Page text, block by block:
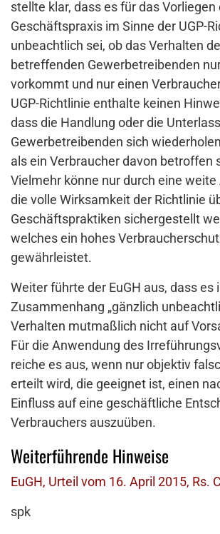
stellte klar, dass es für das Vorliegen
Geschäftspraxis im Sinne der UGP-
unbeachtlich sei, ob das Verhalten
betreffenden Gewerbetreibenden
vorkommt und nur einen
UGP-Richtlinie enthalte keinen
dass die Handlung oder die
Gewerbetreibenden sich
als ein Verbraucher davon betroffen
Vielmehr könne nur durch eine weite
die volle Wirksamkeit der Richtlinie
Geschäftspraktiken sichergestellt
welches ein hohes
gewährleistet.
Weiter führte der EuGH aus, dass es
Zusammenhang „gänzlich
Verhalten mutmaßlich nicht auf
Für die Anwendung des
reiche es aus, wenn nur objektiv
erteilt wird, die geeignet ist, einen
Einfluss auf eine geschäftliche
Verbrauchers auszuüben.
Weiterführende Hinweise
EuGH, Urteil vom 16. April 2015, Rs.
spk